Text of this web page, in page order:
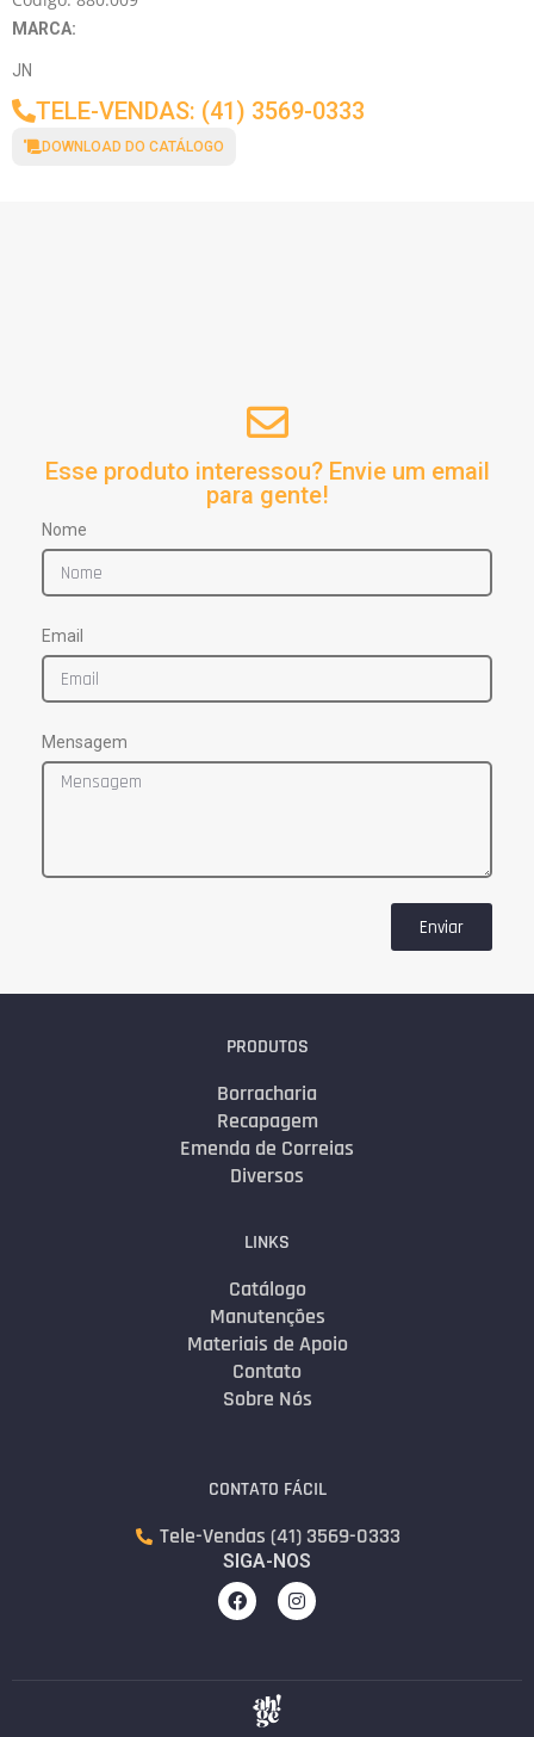
MARCA:
JN
TELE-VENDAS: (41) 3569-0333
DOWNLOAD DO CATÁLOGO
Esse produto interessou? Envie um email
para gente!
Nome
Email
Mensagem
Enviar
PRODUTOS
Borracharia
Recapagem
Emenda de Correias
Diversos
LINKS
Catálogo
Manutenções
Materiais de Apoio
Contato
Sobre Nós
CONTATO FÁCIL
Tele-Vendas (41) 3569-0333
SIGA-NOS